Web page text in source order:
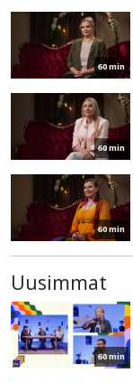
60 min
60 min
60 min
Uusimmat
60 min